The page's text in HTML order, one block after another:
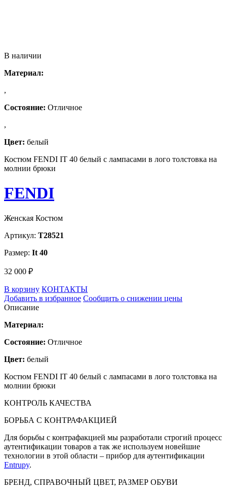
В наличии
Материал:
,
Состояние: Отличное
,
Цвет: белый
Костюм FENDI IT 40 белый с лампасами в лого толстовка на
молнии брюки
FENDI
Женская Костюм
Артикул: T28521
Размер: It 40
32 000 ₽
В корзину КОНТАКТЫ
Добавить в избранное Сообщить о снижении цены
Описание
Материал:
Состояние: Отличное
Цвет: белый
Костюм FENDI IT 40 белый с лампасами в лого толстовка на
молнии брюки
КОНТРОЛЬ КАЧЕСТВА
БОРЬБА С КОНТРАФАКЦИЕЙ
Для борьбы с контрафакцией мы разработали строгий процесс
аутентификации товаров а так же используем новейшие
технологии в этой области – прибор для аутентификации
Entrupy.
БРЕНД, СПРАВОЧНЫЙ ЦВЕТ, РАЗМЕР ОБУВИ